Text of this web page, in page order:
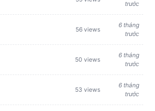
trước
56 views
6 tháng
trước
50 views
6 tháng
trước
53 views
6 tháng
trước